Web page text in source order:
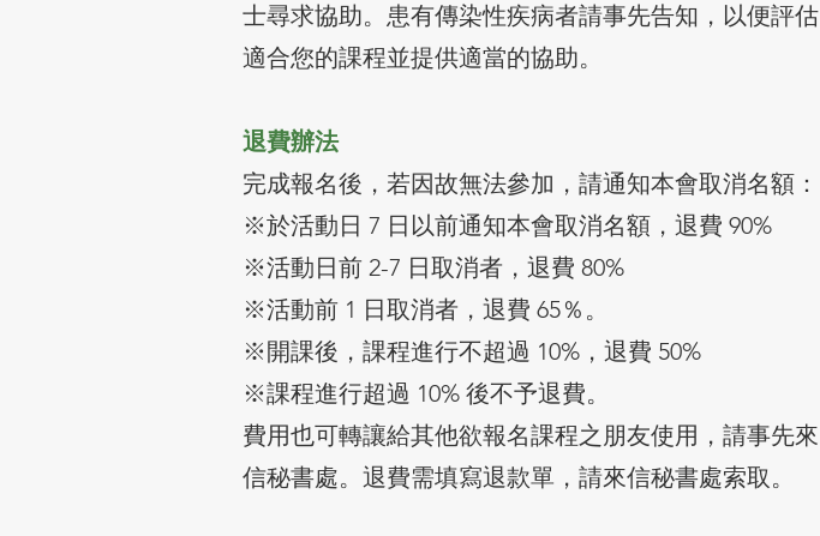
士尋求協助。患有傳染性疾病者請事先告知，以便評估
適合您的課程並提供適當的協助。
退費辦法
完成報名後，若因故無法參加，請通知本會取消名額：
※於活動日 7 日以前通知本會取消名額，退費 90%
※活動日前 2-7 日取消者，退費 80%
※活動前 1 日取消者，退費 65％。
※開課後，課程進行不超過 10%，退費 50%
※課程進行超過 10% 後不予退費。
費用也可轉讓給其他欲報名課程之朋友使用，請事先來
信秘書處。退費需填寫退款單，請來信秘書處索取。